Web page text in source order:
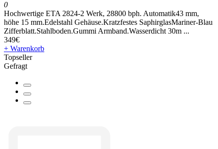
0
Hochwertige ETA 2824-2 Werk, 28800 bph. Automatik43 mm,
höhe 15 mm.Edelstahl Gehäuse.Kratzfestes SaphirglasMariner-Blau
Zifferblatt.Stahlboden.Gummi Armband.Wasserdicht 30m ...
349€
+ Warenkorb
Topseller
Gefragt